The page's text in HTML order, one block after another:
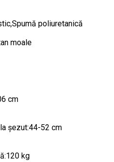
poliuretanică
moale
cm
șezut:44-52 cm
kg